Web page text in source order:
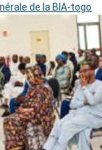
de la BIA-togo